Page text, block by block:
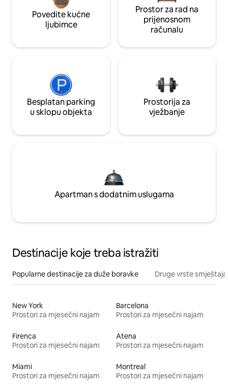
Povedite kućne
ljubimce
Prostor za rad na
prijenosnom
računalu
Besplatan parking
u sklopu objekta
Prostorija za
vježbanje
Apartman s dodatnim uslugama
Destinacije koje treba istražiti
Popularne destinacije za duže boravke Druge vrste smještaja
New York
Prostori za mjesečni najam
Barcelona
Prostori za mjesečni najam
Firenca
Prostori za mjesečni najam
Atena
Prostori za mjesečni najam
Miami
Prostori za mjesečni najam
Montreal
Prostori za mjesečni najam